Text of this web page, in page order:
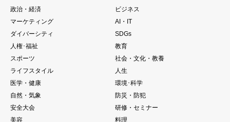
政治・経済
ビジネス
マーケティング
AI・IT
ダイバーシティ
SDGs
人権･福祉
教育
スポーツ
社会・文化・教養
ライフスタイル
人生
医学・健康
環境･科学
自然・気象
防災・防犯
安全大会
研修・セミナー
美容
料理